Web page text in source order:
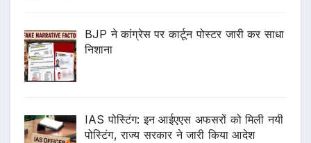
BJP ने कांग्रेस पर कार्टून पोस्टर जारी कर साधा
निशाना
IAS पोस्टिंग: इन आईएएस अफसरों को मिली नयी
पोस्टिंग, राज्य सरकार ने जारी किया आदेश